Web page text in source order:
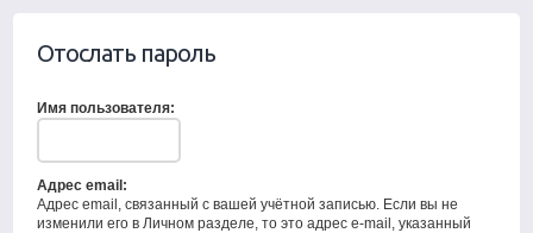
Отослать пароль
Имя пользователя:
Адрес email:
Адрес email, связанный с вашей учётной записью. Если вы не
изменили его в Личном разделе, то это адрес e-mail, указанный